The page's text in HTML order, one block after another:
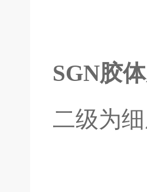
SGN胶
二级为